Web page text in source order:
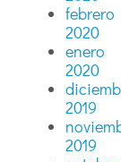
febrero
2020
enero
2020
2019
2019